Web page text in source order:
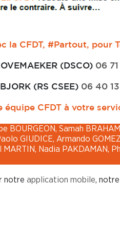
la CFDT, #Partout, pour
(DSCO) 06
(RS CSEE) 06 40 13
à votre
BOURGEON, Samah
GIUDICE, Armando
Nadia PAKDAMAN,
notre application mobile,